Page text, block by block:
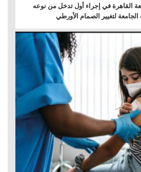
القاهرة في إجراء أول تدخل من نوعه
لتغيير الصمام الأورطي